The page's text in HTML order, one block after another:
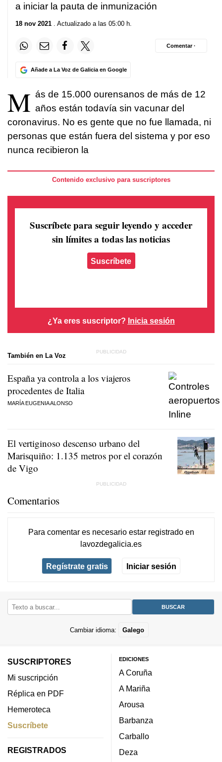
a iniciar la pauta de inmunización
18 nov 2021 . Actualizado a las 05:00 h.
Añade a La Voz de Galicia en Google
Comentar ·
M ás de 15.000 ourensanos de más de 12
años están todavía sin vacunar del
coronavirus. No es gente que no fue llamada, ni
personas que están fuera del sistema y por eso
nunca recibieron la
Contenido exclusivo para suscriptores
Suscríbete para seguir leyendo y acceder
sin límites a todas las noticias
Suscríbete
¿Ya eres suscriptor? Inicia sesión
También en La Voz
España ya controla a los viajeros
procedentes de Italia
MARÍA EUGENIA ALONSO
El vertiginoso descenso urbano del
Marisquiño: 1.135 metros por el corazón
de Vigo
Comentarios
Para comentar es necesario estar registradoen
lavozdegalicia.es
Regístrate gratis Iniciar sesión
Cambiar idioma: Galego
SUSCRIPTORES
Mi suscripción
Réplica en PDF
Hemeroteca
Suscríbete
REGISTRADOS
EDICIONES
A Coruña
A Mariña
Arousa
Barbanza
Carballo
Deza